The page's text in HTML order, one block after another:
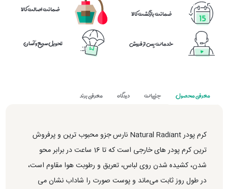
ضمانت بازگشت کالا ضمانت اصالت کالا
خدمات پس از فروش تحویل سریع و آسان
معرفی محصول جزییات دیدگاه معرفی برند
کرم پودر Natural Radiant نارس جزو محبوب ترین و پرفروش
ترین کرم پودر های خارجی است که تا 16 ساعت در برابر محو
شدن، کشیده شدن روی لباس، تعریق و رطوبت هوا مقاوم است،
در طول روز ثابت می‌ماند و پوست صورت را شاداب نشان می